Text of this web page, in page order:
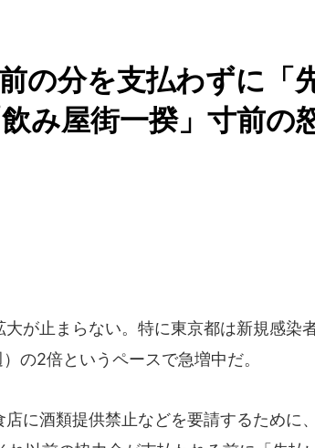
の分を支払わずに「
み屋街一揆」寸前の
が止まらない。特に東京都は新規感染
の2倍というペースで急増中だ。
に酒類提供禁止などを要請するために